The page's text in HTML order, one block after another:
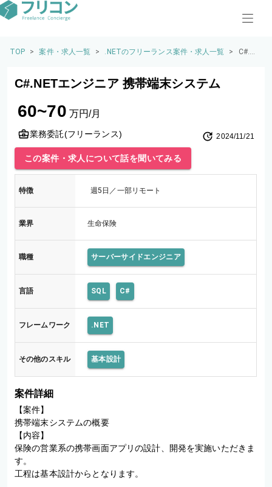
TOP > 案件・求人一覧 > .NETのフリーランス案件・求人一覧 >
C#.NE
C#.NETエンジニア 携帯端末システム
60~70 万円/月
業務委託(フリーランス) 2024/11/21
この案件・求人について話を聞いてみる
特徴 週5日／一部リモート
業界 生命保険
職種 サーバーサイドエンジニア
言語 SQL C#
フレームワーク .NET
その他のスキル 基本設計
案件詳細
【案件】
携帯端末システムの概要
【内容】
保険の営業系の携帯画面アプリの設計、開発を実施いただきま
す。
工程は基本設計からとなります。